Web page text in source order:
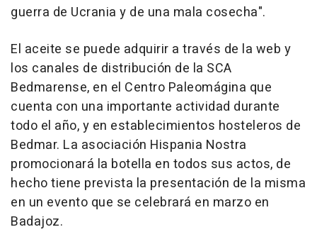
guerra de Ucrania y de una mala cosecha".
El aceite se puede adquirir a través de la web y
los canales de distribución de la SCA
Bedmarense, en el Centro Paleomágina que
cuenta con una importante actividad durante
todo el año, y en establecimientos hosteleros de
Bedmar. La asociación Hispania Nostra
promocionará la botella en todos sus actos, de
hecho tiene prevista la presentación de la misma
en un evento que se celebrará en marzo en
Badajoz.